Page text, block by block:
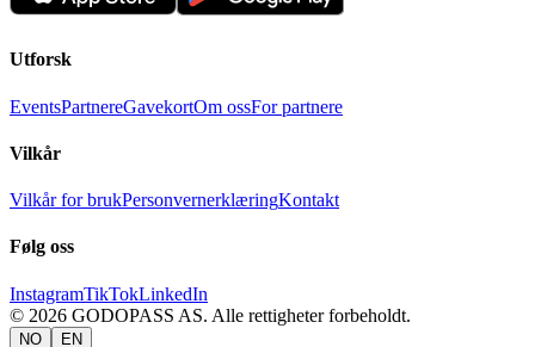
Utforsk
EventsPartnereGavekortOm ossFor partnere
Vilkår
Vilkår for brukPersonvernerklæringKontakt
Følg oss
InstagramTikTokLinkedIn
© 2026 GODOPASS AS. Alle rettigheter forbeholdt.
NO EN